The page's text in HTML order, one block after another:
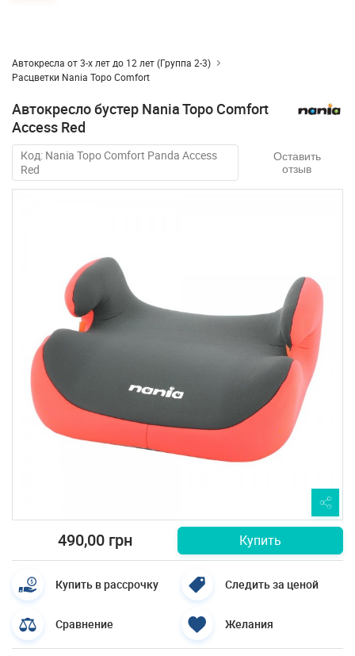
Автокресла от 3-х лет до 12 лет (Группа 2-3)
Расцветки Nania Topo Comfort
Автокресло бустер Nania Topo Comfort
Access Red
Код: Nania Topo Comfort Panda Access
Red
Оставить
отзыв
490,00 грн Купить
Купить в рассрочку Следить за ценой
Сравнение Желания